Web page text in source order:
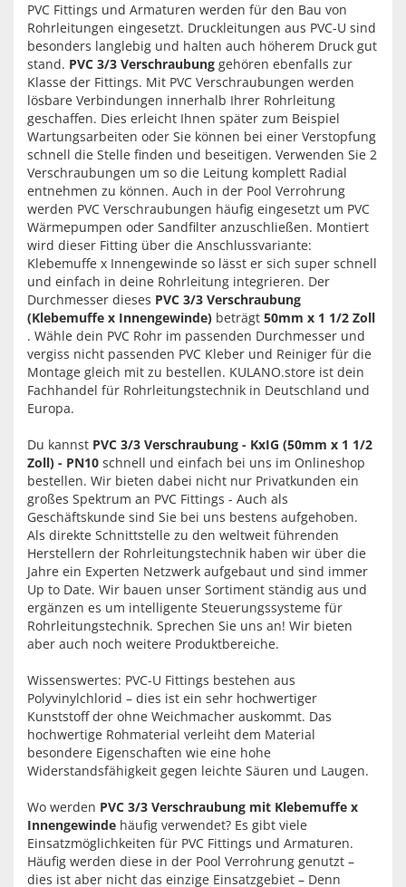
PVC Fittings und Armaturen werden für den Bau von
Rohrleitungen eingesetzt. Druckleitungen aus PVC-U sind
besonders langlebig und halten auch höherem Druck gut
stand. PVC 3/3 Verschraubung gehören ebenfalls zur
Klasse der Fittings. Mit PVC Verschraubungen werden
lösbare Verbindungen innerhalb Ihrer Rohrleitung
geschaffen. Dies erleicht Ihnen später zum Beispiel
Wartungsarbeiten oder Sie können bei einer Verstopfung
schnell die Stelle finden und beseitigen. Verwenden Sie 2
Verschraubungen um so die Leitung komplett Radial
entnehmen zu können. Auch in der Pool Verrohrung
werden PVC Verschraubungen häufig eingesetzt um PVC
Wärmepumpen oder Sandfilter anzuschließen. Montiert
wird dieser Fitting über die Anschlussvariante:
Klebemuffe x Innengewinde so lässt er sich super schnell
und einfach in deine Rohrleitung integrieren. Der
Durchmesser dieses PVC 3/3 Verschraubung
(Klebemuffe x Innengewinde) beträgt 50mm x 1 1/2 Zoll
. Wähle dein PVC Rohr im passenden Durchmesser und
vergiss nicht passenden PVC Kleber und Reiniger für die
Montage gleich mit zu bestellen. KULANO.store ist dein
Fachhandel für Rohrleitungstechnik in Deutschland und
Europa.
Du kannst PVC 3/3 Verschraubung - KxIG (50mm x 1 1/2
Zoll) - PN10 schnell und einfach bei uns im Onlineshop
bestellen. Wir bieten dabei nicht nur Privatkunden ein
großes Spektrum an PVC Fittings - Auch als
Geschäftskunde sind Sie bei uns bestens aufgehoben.
Als direkte Schnittstelle zu den weltweit führenden
Herstellern der Rohrleitungstechnik haben wir über die
Jahre ein Experten Netzwerk aufgebaut und sind immer
Up to Date. Wir bauen unser Sortiment ständig aus und
ergänzen es um intelligente Steuerungssysteme für
Rohrleitungstechnik. Sprechen Sie uns an! Wir bieten
aber auch noch weitere Produktbereiche.
Wissenswertes: PVC-U Fittings bestehen aus
Polyvinylchlorid – dies ist ein sehr hochwertiger
Kunststoff der ohne Weichmacher auskommt. Das
hochwertige Rohmaterial verleiht dem Material
besondere Eigenschaften wie eine hohe
Widerstandsfähigkeit gegen leichte Säuren und Laugen.
Wo werden PVC 3/3 Verschraubung mit Klebemuffe x
Innengewinde häufig verwendet? Es gibt viele
Einsatzmöglichkeiten für PVC Fittings und Armaturen.
Häufig werden diese in der Pool Verrohrung genutzt –
dies ist aber nicht das einzige Einsatzgebiet – Denn